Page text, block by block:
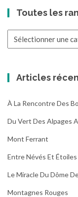
Toutes les
Articles
À La Rencontre Des
Du Vert Des Alpages
Mont Ferrant
Entre Névés Et
Le Miracle Du Dôme
Montagnes Rouges